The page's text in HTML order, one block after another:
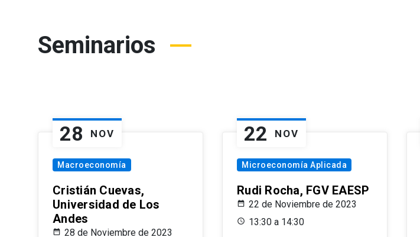
Seminarios
28 NOV
Macroeconomía
Cristián Cuevas,
Universidad de Los
Andes
28 de Noviembre de 2023
22 NOV
Microeconomía Aplicada
Rudi Rocha, FGV EAESP
22 de Noviembre de 2023
13:30 a 14:30